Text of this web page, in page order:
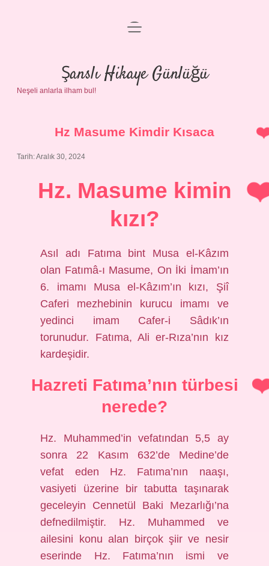
Anasayfa
Gizlilik Politikası
menüyü
Şanslı Hikaye Günlüğü
Neşeli anlarla ilham bul!
Hz Masume Kimdir Kısaca
Tarih: Aralık 30, 2024
Hz. Masume kimin
kızı?
Asıl adı Fatıma bint Musa el-Kâzım
olan Fatımâ-ı Masume, On İki İmam’ın
6. imamı Musa el-Kâzım’ın kızı, Şiî
Caferi mezhebinin kurucu imamı ve
yedinci imam Cafer-i Sâdık’ın
torunudur. Fatıma, Ali er-Rıza’nın kız
kardeşidir.
Hazreti Fatıma’nın türbesi
nerede?
Hz. Muhammed’in vefatından 5,5 ay
sonra 22 Kasım 632’de Medine’de
vefat eden Hz. Fatıma’nın naaşı,
vasiyeti üzerine bir tabutta taşınarak
geceleyin Cennetül Baki Mezarlığı’na
defnedilmiştir. Hz. Muhammed ve
ailesini konu alan birçok şiir ve nesir
eserinde Hz. Fatıma’nın ismi ve